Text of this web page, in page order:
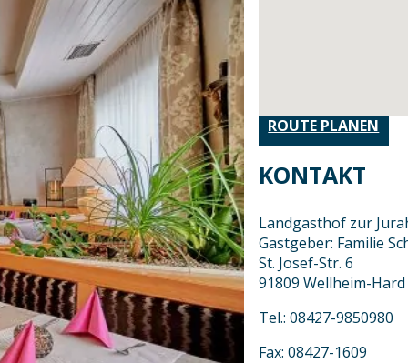
ROUTE PLANEN
KONTAKT
Landgasthof zur
Gastgeber: Familie
St. Josef-Str. 6
91809 Wellheim-Hard
Tel.: 08427-9850980
Fax: 08427-1609